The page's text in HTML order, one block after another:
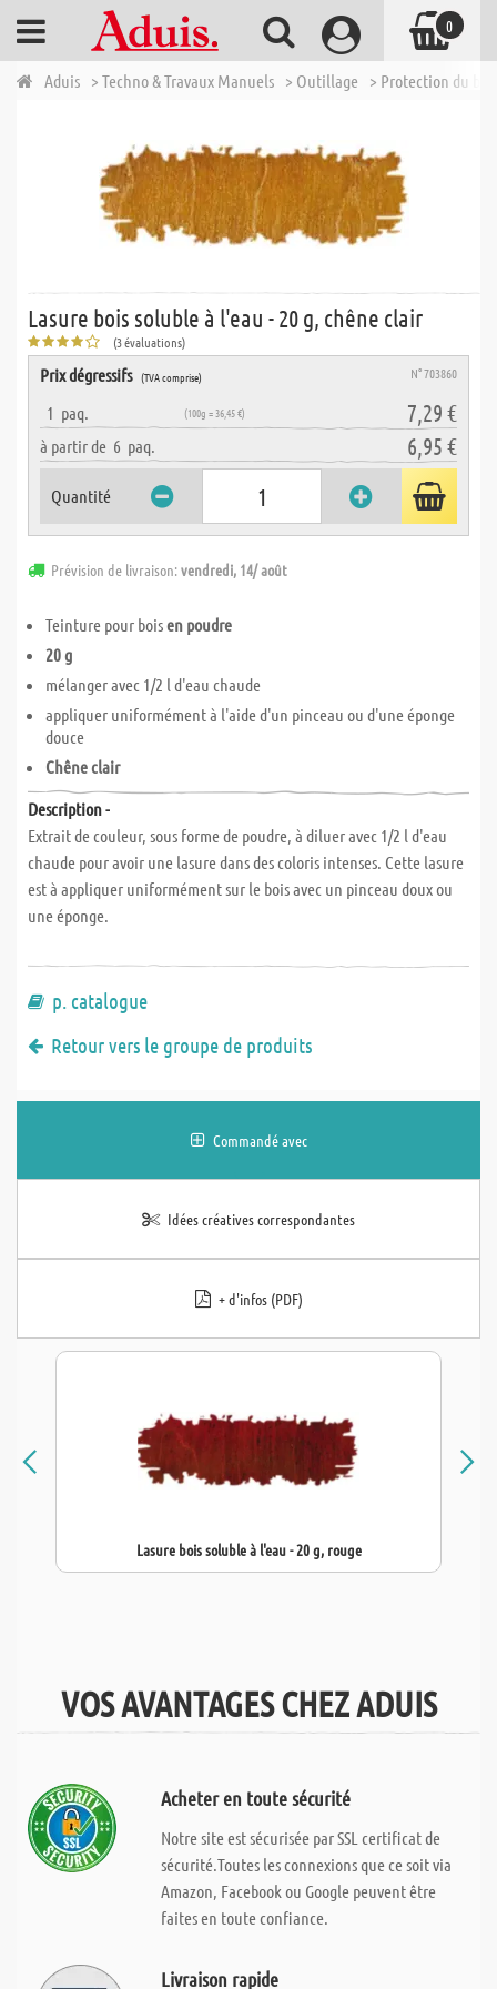
Aduis > Techno & Travaux Manuels > Outillage > Protection du bois
Lasure bois soluble à l'eau - 20 g, chêne clair
(3 évaluations)
Prix dégressifs (TVA comprise) N° 703860
1 paq. (100g = 36,45 €) 7,29 €
à partir de 6 paq. 6,95 €
Quantité
Prévision de livraison:vendredi, 14/ août
Teinture pour boisen poudre
20 g
mélanger avec 1/2 l d'eau chaude
appliquer uniformément à l'aide d'un pinceau ou d'une éponge
douce
Chêne clair
Description -
Extrait de couleur, sous forme de poudre, à diluer avec 1/2 l d'eau
chaude pour avoir une lasure dans des coloris intenses. Cette lasure
est à appliquer uniformément sur le bois avec un pinceau doux ou
une éponge.
p. catalogue
Retour vers le groupe de produits
Commandé avec
Idées créatives correspondantes
+ d'infos (PDF)
Lasure bois soluble à l'eau - 20 g, rouge
VOS AVANTAGES CHEZ ADUIS
Acheter en toute sécurité
Notre site est sécurisée par SSL certificat de
sécurité.Toutes les connexions que ce soit via
Amazon, Facebook ou Google peuvent être
faites en toute confiance.
Livraison rapide
0